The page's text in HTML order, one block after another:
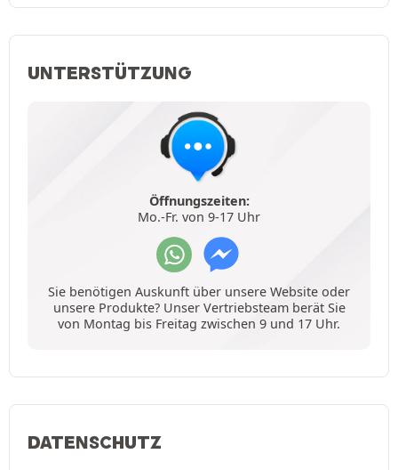
UNTERSTÜTZUNG
Öffnungszeiten:
Mo.-Fr. von 9-17 Uhr
Sie benötigen Auskunft über unsere Website oder
unsere Produkte? Unser Vertriebsteam berät Sie
von Montag bis Freitag zwischen 9 und 17 Uhr.
DATENSCHUTZ